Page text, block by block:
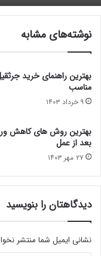
نوشته‌های مشابه
بهترین راهنمای خرید
مناسب
۹ خرداد ۱۴۰۳
بهترین روش های کاهش
بعد از عمل
۲۷ مهر ۱۴۰۳
دیدگاهتان را بنویسید
نشانی ایمیل شما منتشر